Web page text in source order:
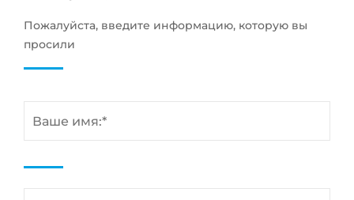
Пожалуйста, введите информацию, которую вы
просили